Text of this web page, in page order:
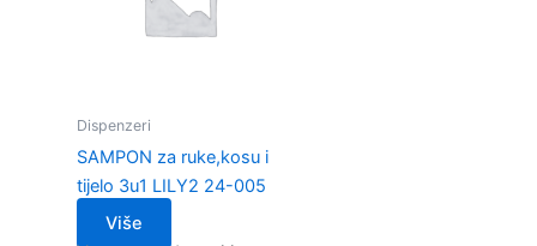
Dispenzeri
SAMPON za ruke,kosu i
tijelo 3u1 LILY2 24-005
Više